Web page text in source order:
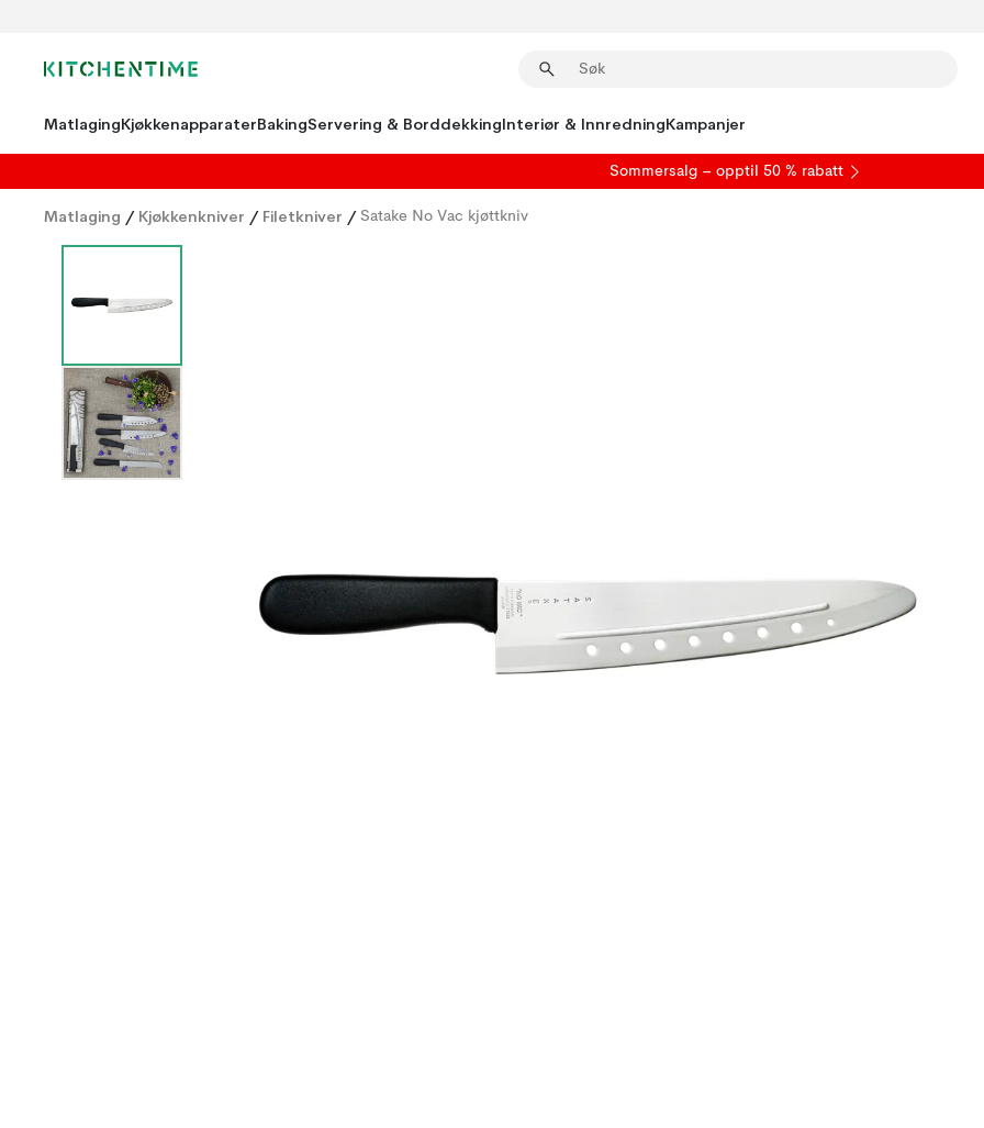
MatlagingKjøkkenapparaterBakingServering & BorddekkingInteriør & InnredningKampanjer
Sommersalg – opptil 50 % rabatt
Matlaging / Kjøkkenkniver / Filetkniver / Satake No Vac kjøttkniv